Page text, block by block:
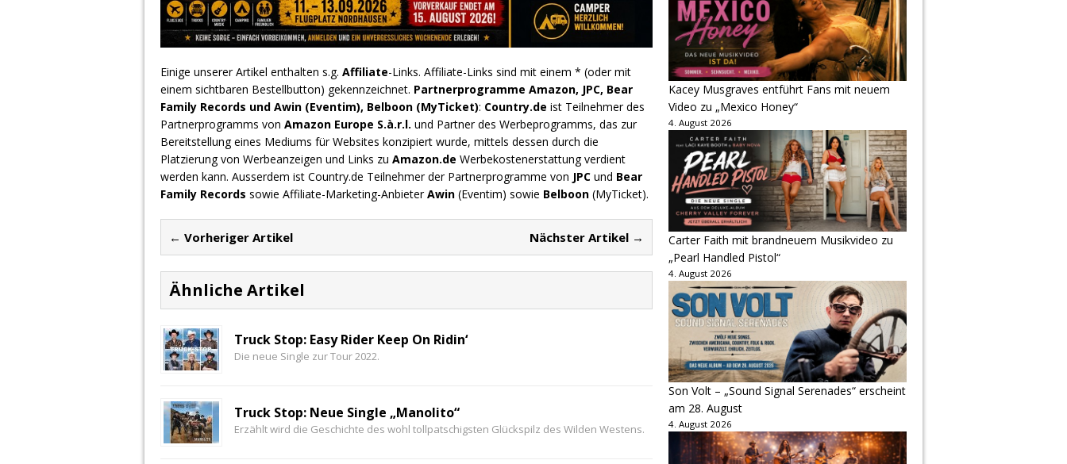
Einige unserer Artikel enthalten s.g. Affiliate-Links. Affiliate-Links sind mit einem * (oder mit
einem sichtbaren Bestellbutton) gekennzeichnet. Partnerprogramme Amazon, JPC, Bear
Family Records und Awin (Eventim), Belboon (MyTicket): Country.de ist Teilnehmer des
Partnerprogramms von Amazon Europe S.à.r.l. und Partner des Werbeprogramms, das zur
Bereitstellung eines Mediums für Websites konzipiert wurde, mittels dessen durch die
Platzierung von Werbeanzeigen und Links zu Amazon.de Werbekostenerstattung verdient
werden kann. Ausserdem ist Country.de Teilnehmer der Partnerprogramme von JPC und Bear
Family Records sowie Affiliate-Marketing-AnbieterAwin (Eventim) sowie Belboon (MyTicket).
← Vorheriger Artikel Nächster Artikel →
Ähnliche Artikel
Truck Stop: Easy Rider Keep On Ridin‘
Die neue Single zur Tour 2022.
Truck Stop: Neue Single „Manolito“
Erzählt wird die Geschichte des wohl tollpatschigsten Glückspilz des Wilden Westens.
Kacey Musgraves entführt Fans mit neuem
Video zu „Mexico Honey“
4. August 2026
Carter Faith mit brandneuem Musikvideo zu
„Pearl Handled Pistol“
4. August 2026
Son Volt – „Sound Signal Serenades“ erscheint
am 28. August
4. August 2026